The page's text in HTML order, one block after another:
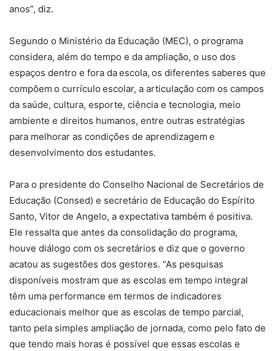
anos”, diz.
Segundo o Ministério da Educação (MEC), o programa
considera, além do tempo e da ampliação, o uso dos
espaços dentro e fora da escola, os diferentes saberes que
compõem o currículo escolar, a articulação com os campos
da saúde, cultura, esporte, ciência e tecnologia, meio
ambiente e direitos humanos, entre outras estratégias
para melhorar as condições de aprendizagem e
desenvolvimento dos estudantes.
Para o presidente do Conselho Nacional de Secretários de
Educação (Consed) e secretário de Educação do Espírito
Santo, Vitor de Angelo, a expectativa também é positiva.
Ele ressalta que antes da consolidação do programa,
houve diálogo com os secretários e diz que o governo
acatou as sugestões dos gestores. “As pesquisas
disponíveis mostram que as escolas em tempo integral
têm uma performance em termos de indicadores
educacionais melhor que as escolas de tempo parcial,
tanto pela simples ampliação de jornada, como pelo fato de
que tendo mais horas é possível que essas escolas e